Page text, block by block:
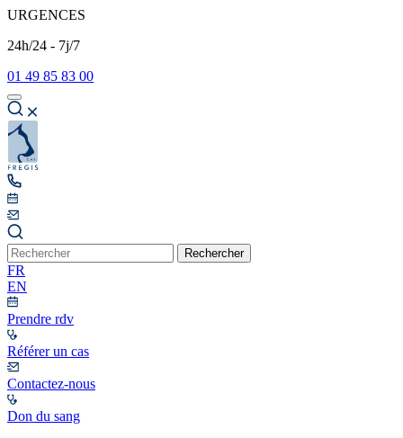
URGENCES
24h/24 - 7j/7
01 49 85 83 00
Rechercher
FR
EN
Prendre rdv
Référer un cas
Contactez-nous
Don du sang